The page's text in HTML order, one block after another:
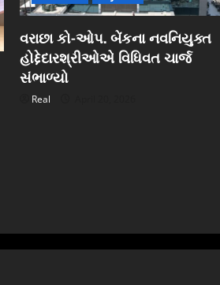
વરાછા કો-ઓપ. બેંકના નવનિયુક્ત
હોદ્દેદારશ્રીઓએ વિધિવત ચાર્જ
સંભાળ્યો
Real